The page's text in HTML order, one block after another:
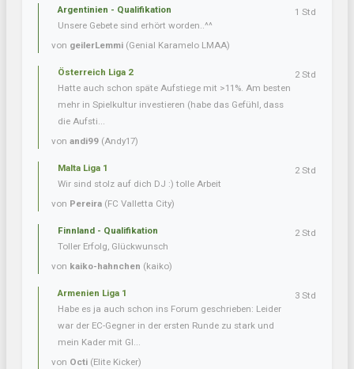
Argentinien - Qualifikation
Unsere Gebete sind erhört worden..^^
von geilerLemmi (Genial Karamelo LMAA)
1 Std
Österreich Liga 2
Hatte auch schon späte Aufstiege mit >11%. Am besten
mehr in Spielkultur investieren (habe das Gefühl, dass
die Aufsti...
von andi99 (Andy17)
2 Std
Malta Liga 1
Wir sind stolz auf dich DJ :) tolle Arbeit
von Pereira (FC Valletta City)
2 Std
Finnland - Qualifikation
Toller Erfolg, Glückwunsch
von kaiko-hahnchen (kaiko)
2 Std
Armenien Liga 1
Habe es ja auch schon ins Forum geschrieben: Leider
war der EC-Gegner in der ersten Runde zu stark und
mein Kader mit Gl...
von Octi (Elite Kicker)
3 Std